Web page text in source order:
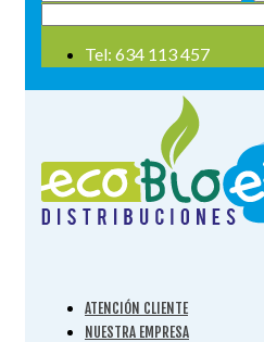
Tel: 634 113 457
ATENCIÓN CLIENTE
NUESTRA EMPRESA